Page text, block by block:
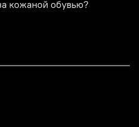
кожаной обувью?